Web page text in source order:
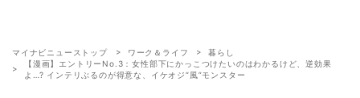
マイナビニューストップ ワーク＆ライフ
暮らし
【漫画】エントリーNo.3：女性部下にかっこつけたいのはわかるけど、逆効果
よ…? インテリぶるのが得意な、イケオジ“風”モンスター